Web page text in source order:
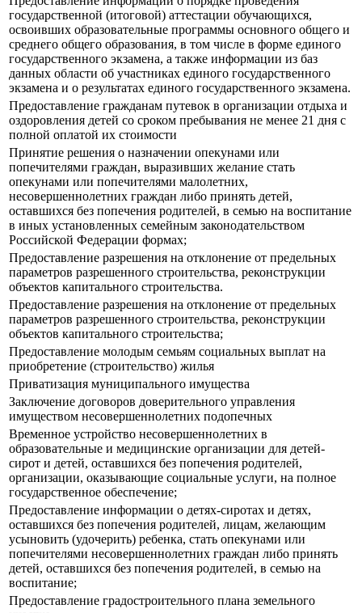
государственной (итоговой) аттестации обучающихся,
освоивших образовательные программы основного общего и
среднего общего образования, в том числе в форме единого
государственного экзамена, а также информации из баз
данных области об участниках единого государственного
экзамена и о результатах единого государственного экзамена.
Предоставление гражданам путевок в организации отдыха и
оздоровления детей со сроком пребывания не менее 21 дня с
полной оплатой их стоимости
Принятие решения о назначении опекунами или
попечителями граждан, выразивших желание стать
опекунами или попечителями малолетних,
несовершеннолетних граждан либо принять детей,
оставшихся без попечения родителей, в семью на воспитание
в иных установленных семейным законодательством
Российской Федерации формах;
Предоставление разрешения на отклонение от предельных
параметров разрешенного строительства, реконструкции
объектов капитального строительства.
Предоставление разрешения на отклонение от предельных
параметров разрешенного строительства, реконструкции
объектов капитального строительства;
Предоставление молодым семьям социальных выплат на
приобретение (строительство) жилья
Приватизация муниципального имущества
Заключение договоров доверительного управления
имуществом несовершеннолетних подопечных
Временное устройство несовершеннолетних в
образовательные и медицинские организации для детей-
сирот и детей, оставшихся без попечения родителей,
организации, оказывающие социальные услуги, на полное
государственное обеспечение;
Предоставление информации о детях-сиротах и детях,
оставшихся без попечения родителей, лицам, желающим
усыновить (удочерить) ребенка, стать опекунами или
попечителями несовершеннолетних граждан либо принять
детей, оставшихся без попечения родителей, в семью на
воспитание;
Предоставление градостроительного плана земельного